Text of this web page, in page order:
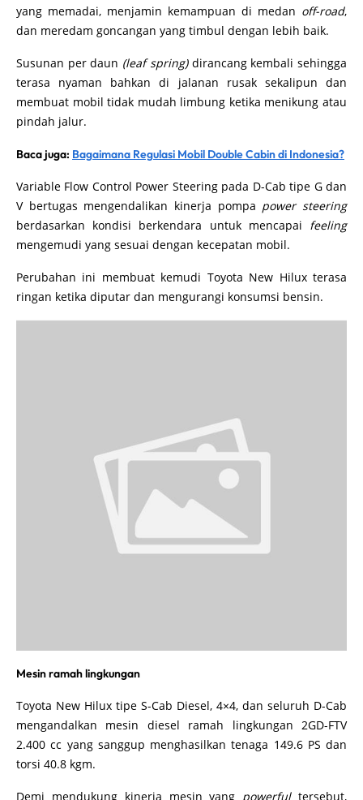
yang memadai, menjamin kemampuan di medan off-road,
dan meredam goncangan yang timbul dengan lebih baik.
Susunan per daun (leaf spring)dirancang kembali sehingga
terasa nyaman bahkan di jalanan rusak sekalipun dan
membuat mobil tidak mudah limbung ketika menikung atau
pindah jalur.
Baca juga: Bagaimana Regulasi Mobil Double Cabin di Indonesia?
Variable Flow Control Power Steering pada D-Cab tipe G dan
V bertugas mengendalikan kinerja pompa power steering
berdasarkan kondisi berkendara untuk mencapai feeling
mengemudi yang sesuai dengan kecepatan mobil.
Perubahan ini membuat kemudi Toyota New Hilux terasa
ringan ketika diputar dan mengurangi konsumsi bensin.
Mesin ramah lingkungan
Toyota New Hilux tipe S-Cab Diesel, 4×4, dan seluruh D-Cab
mengandalkan mesin diesel ramah lingkungan 2GD-FTV
2.400 cc yang sanggup menghasilkan tenaga 149.6 PS dan
torsi 40.8 kgm.
Demi mendukung kinerja mesin yang powerfultersebut,